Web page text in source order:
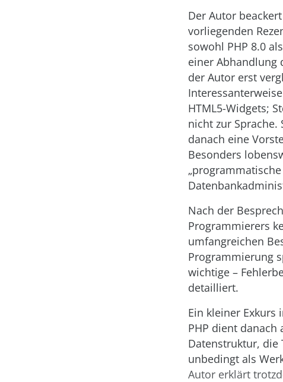
Der Autor
vorliegenden
sowohl PHP 8.0
einer Abhandlung
der Autor erst
HTML5-Widgets;
nicht zur Sprache.
danach eine
Besonders
Nach der
Programmierers
umfangreichen
Programmierung
wichtige –
detailliert.
Ein kleiner
PHP dient danach
Datenstruktur, die
unbedingt als
Autor erklärt